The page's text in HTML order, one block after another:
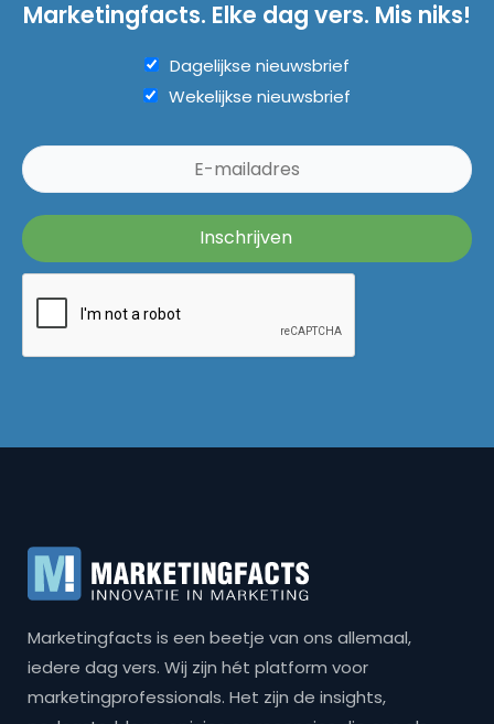
Marketingfacts. Elke dag vers. Mis niks!
Dagelijkse nieuwsbrief
Wekelijkse nieuwsbrief
Marketingfacts is een beetje van ons allemaal,
iedere dag vers. Wij zijn hét platform voor
marketingprofessionals. Het zijn de insights,